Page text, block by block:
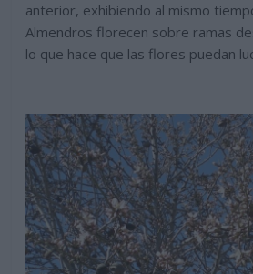
anterior, exhibiendo al mismo
Almendros florecen sobre ramas
lo que hace que las flores puedan